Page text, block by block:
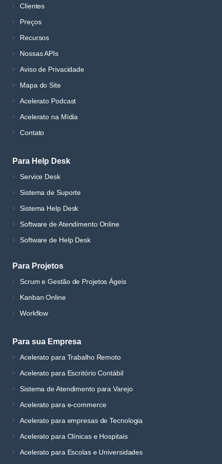
Clientes
Preços
Recursos
Nossas APIs
Aviso de Privacidade
Mapa do Site
Acelerato Podcast
Acelerato na Mídia
Contato
Para Help Desk
Service Desk
Sistema de Suporte
Sistema Help Desk
Software de Atendimento Online
Software de Help Desk
Para Projetos
Scrum e Gestão de Projetos Ágeis
Kanban Online
Workflow
Para sua Empresa
Acelerato para Trabalho Remoto
Acelerato para Escritório Contábil
Sistema de Atendimento para Varejo
Acelerato para e-commerce
Acelerato para empresas de Tecnologia
Acelerato para Clínicas e Hospitais
Acelerato para Escolas e Universidades